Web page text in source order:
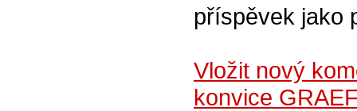
příspěvek jako
Vložit nový
konvice